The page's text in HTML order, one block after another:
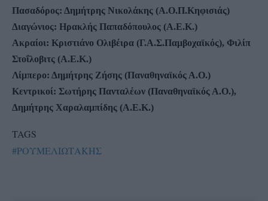
Πασαδόρος: Δημήτρης Νικολάκης (Α.Ο.Π.Κηφισιάς)
Διαγώνιος: Ηρακλής Παπαδόπουλος (Α.Ε.Κ.)
Ακραίοι: Κριστιάνο Ολιβέιρα (Γ.Α.Σ.Παμβοχαϊκός), Φιλίπ
Στοΐλοβιτς (Α.Ε.Κ.)
Λίμπερο: Δημήτρης Ζήσης (Παναθηναϊκός Α.Ο.)
Κεντρικοί: Σωτήρης Πανταλέων (Παναθηναϊκός Α.Ο.),
Δημήτρης Χαραλαμπίδης (Α.Ε.Κ.)
TAGS
#ΡΟΥΜΕΛΙΩΤΑΚΗΣ